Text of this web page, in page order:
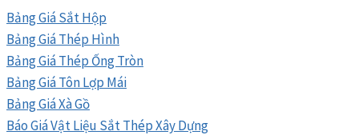
PHÁT
THÁNG
8/2026
Bảng Giá Sắt Hộp
Bảng Giá Thép Hình
Bảng Giá Thép Ống Tròn
Bảng Giá Tôn Lợp Mái
Bảng Giá Xà Gồ
Báo Giá Vật Liệu Sắt Thép Xây Dựng